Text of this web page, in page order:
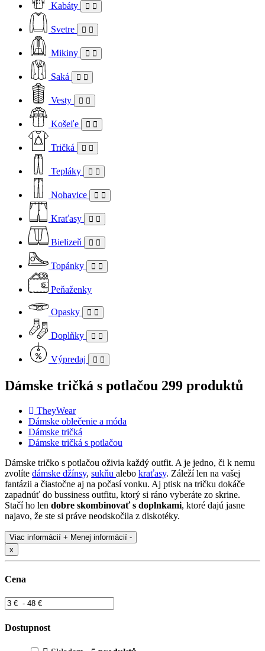
Kabáty
Svetre
Mikiny
Saká
Vesty
Košeľe
Tričká
Tepláky
Nohavice
Kraťasy
Bielizeň
Topánky
Peňaženky
Opasky
Doplňky
Výpredaj
Dámske tričká s potlačou 299 produktů
TheyWear
Dámske oblečenie a móda
Dámske tričká
Dámske tričká s potlačou
Dámske tričko s potlačou oživia každý outfit. A je jedno, či k nemu
zvolíte dámske džínsy, sukňu alebo kraťasy. Záleží len na vašej
fantázii a čiastočne aj na počasí vonku. Aj ptisk na tričku dokáče
zapadnúť do bussiness outfitu, ktorý si ráno vyberáte zo skrine.
Stačí ho len dobre skombinovať s doplnkami, ktoré dajú jasne
najavo, že ste si práve neodskočila z diskotéky.
Viac informácií + Menej informácií -
x
Cena
Dostupnost